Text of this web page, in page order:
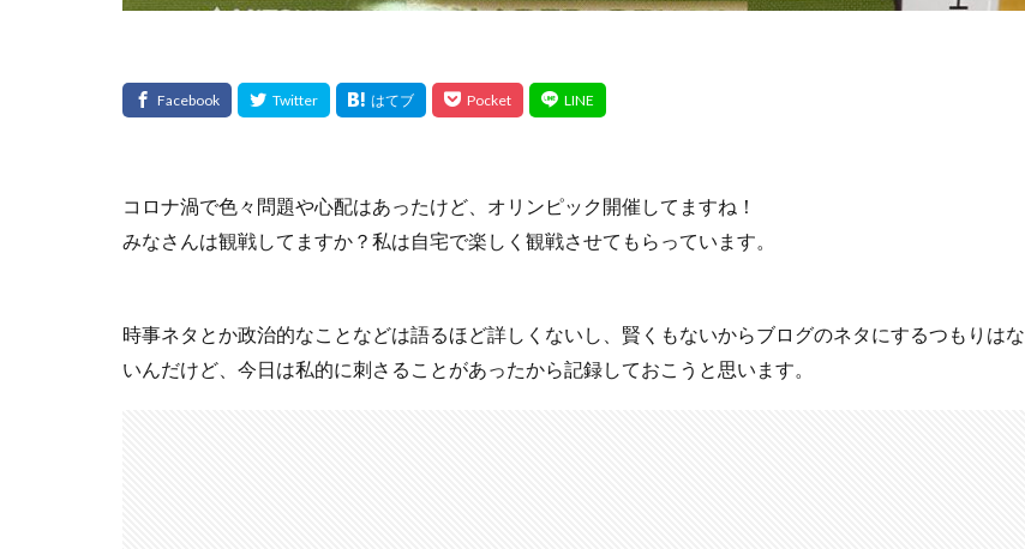
コロナ渦で色々問題や心配はあったけど、オリンピック開催してますね！
みなさんは観戦してますか？私は自宅で楽しく観戦させてもらっています。
時事ネタとか政治的なことなどは語るほど詳しくないし、賢くもないからブログのネタにするつもりはな
いんだけど、今日は私的に刺さることがあったから記録しておこうと思います。